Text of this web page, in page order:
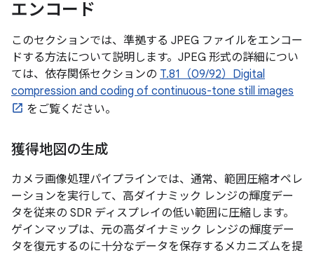
エンコード
このセクションでは、準拠する JPEG ファイルをエンコー
ドする方法について説明します。JPEG 形式の詳細につい
ては、依存関係セクションの T.81（09/92）Digital
compression and coding of continuous-tone still images
をご覧ください。
獲得地図の生成
カメラ画像処理パイプラインでは、通常、範囲圧縮オペレ
ーションを実行して、高ダイナミック レンジの輝度デー
タを従来の SDR ディスプレイの低い範囲に圧縮します。
ゲインマップは、元の高ダイナミック レンジの輝度デー
タを復元するのに十分なデータを保存するメカニズムを提